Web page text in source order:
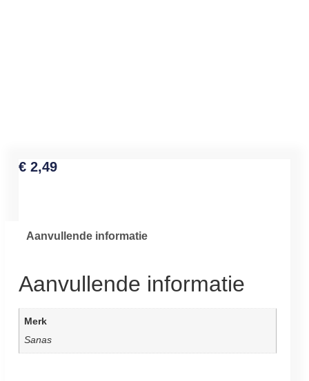
€2,49
Aanvullende informatie
Aanvullende informatie
Merk
Sanas